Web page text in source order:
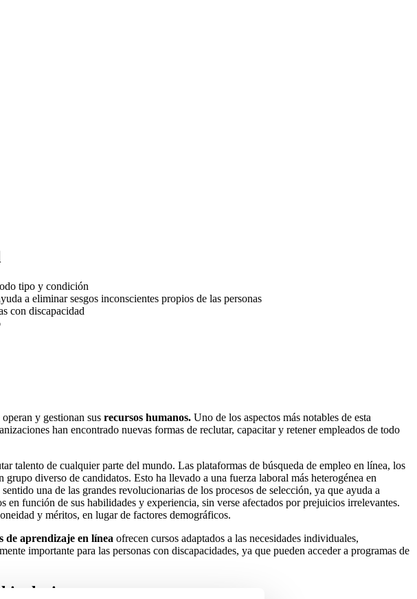
tipo y condición
a eliminar sesgos inconscientes propios de las personas
con discapacidad
y gestionan sus recursos humanos. Uno de los aspectos más notables de esta
han encontrado nuevas formas de reclutar, capacitar y retener empleados de todo
talento de cualquier parte del mundo. Las plataformas de búsqueda de empleo en línea, los
grupo diverso de candidatos. Esto ha llevado a una fuerza laboral más heterogénea en
sentido una de las grandes revolucionarias de los procesos de selección, ya que ayuda a
función de sus habilidades y experiencia, sin verse afectados por prejuicios irrelevantes.
y méritos, en lugar de factores demográficos.
de aprendizaje en línea ofrecen cursos adaptados a las necesidades individuales,
importante para las personas con discapacidades, ya que pueden acceder a programas de